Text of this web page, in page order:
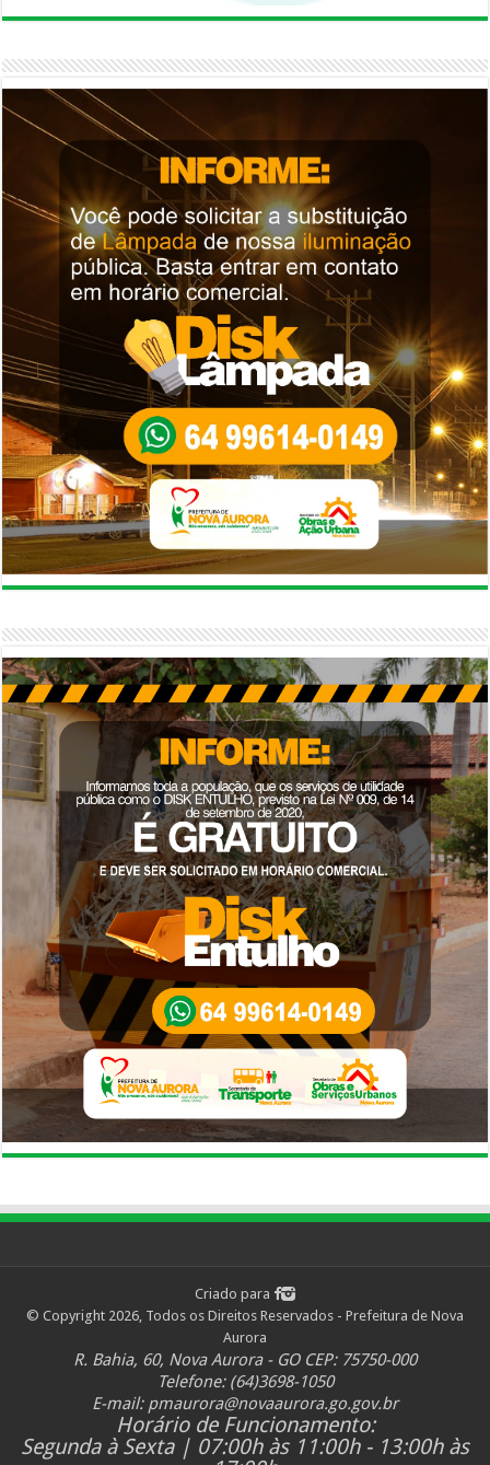
Criado para
© Copyright 2026, Todos os Direitos Reservados - Prefeitura de Nova
Aurora
R. Bahia, 60, Nova Aurora - GO CEP: 75750-000
Telefone: (64)3698-1050
E-mail: pmaurora@novaaurora.go.gov.br
Horário de Funcionamento:
Segunda à Sexta | 07:00h às 11:00h - 13:00h às